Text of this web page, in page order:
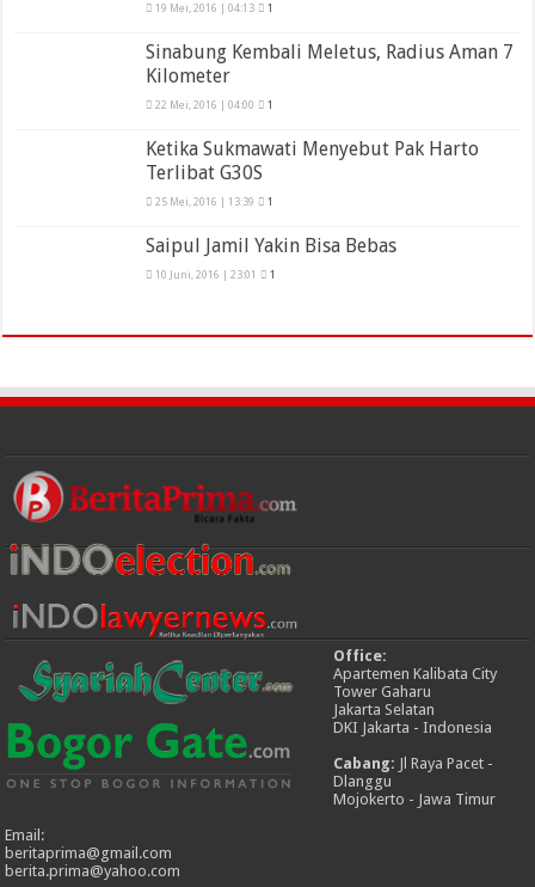
19 Mei, 2016 | 04:13 1
Sinabung Kembali Meletus, Radius Aman 7
Kilometer
22 Mei, 2016 | 04:00 1
Ketika Sukmawati Menyebut Pak Harto
Terlibat G30S
25 Mei, 2016 | 13:39 1
Saipul Jamil Yakin Bisa Bebas
10 Juni, 2016 | 23:01 1
Office:
Apartemen Kalibata City
Tower Gaharu
Jakarta Selatan
DKI Jakarta - Indonesia
Cabang: Jl Raya Pacet -
Dlanggu
Mojokerto - Jawa Timur
Email:
beritaprima@gmail.com
berita.prima@yahoo.com